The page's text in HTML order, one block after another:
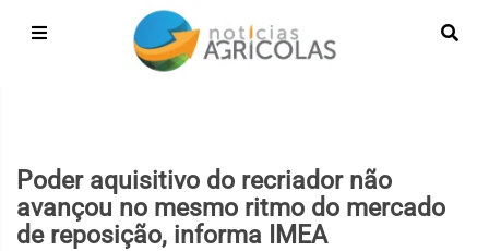
Poder aquisitivo do recriador não
avançou no mesmo ritmo do mercado
de reposição, informa IMEA